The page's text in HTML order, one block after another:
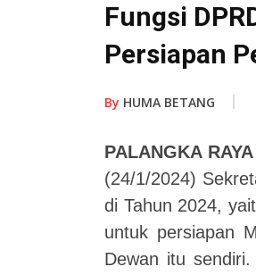
Fungsi
Persiapan
By HUMA BETANG
PALANGKA
(24/1/2024)
di Tahun 2024,
untuk persiapan
Dewan itu sendiri.